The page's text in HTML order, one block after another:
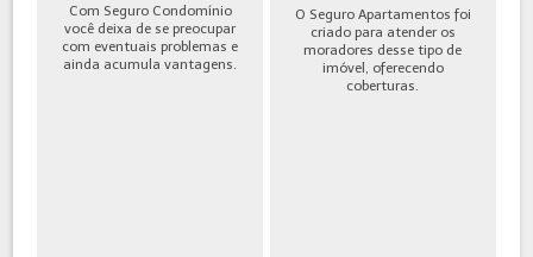
Com Seguro Condomínio
você deixa de se preocupar
com eventuais problemas e
ainda acumula vantagens.
O Seguro Apartamentos foi
criado para atender os
moradores desse tipo de
imóvel, oferecendo
coberturas.